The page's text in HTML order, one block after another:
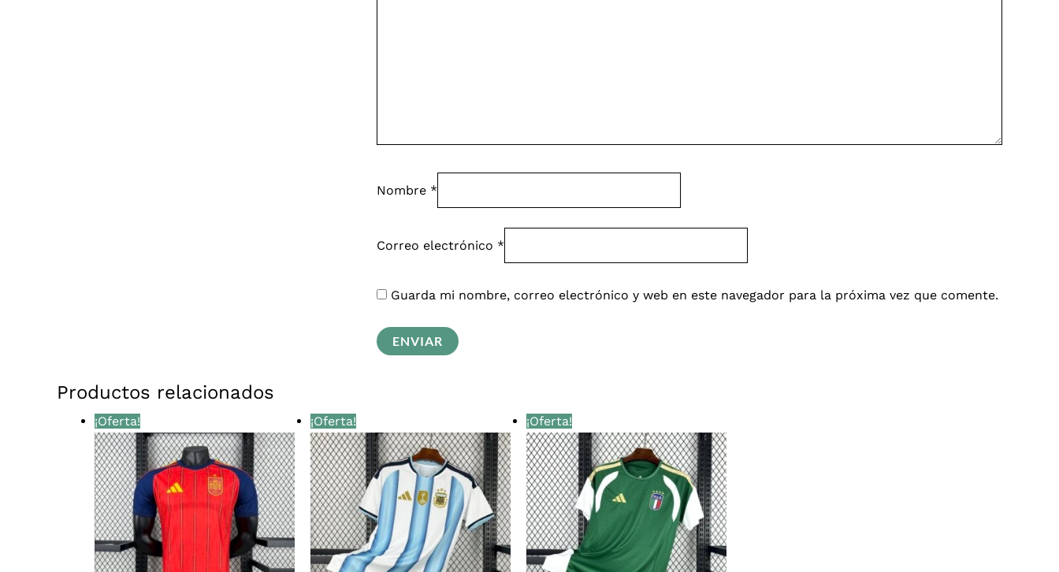
Nombre *
Correo electrónico *
Guarda mi nombre, correo electrónico y web en este navegador para la próxima vez que comente.
Productos relacionados
¡Oferta!El
precio
original
era:
€36,00.
precio
actual
es:
€29,99.
¡Oferta!El
precio
original
era:
€28,00.
precio
actual
es:
€25,99.
¡Oferta!El
precio
original
era:
€28,00.
precio
actual
es:
€25,99.